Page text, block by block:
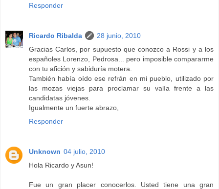
Responder
Ricardo Ribalda
28 junio, 2010
Gracias Carlos, por supuesto que conozco a Rossi y a los
españoles Lorenzo, Pedrosa... pero imposible compararme
con tu afición y sabiduría motera.
También había oído ese refrán en mi pueblo, utilizado por
las mozas viejas para proclamar su valía frente a las
candidatas jóvenes.
Igualmente un fuerte abrazo,
Responder
Unknown 04 julio, 2010
Hola Ricardo y Asun!
Fue un gran placer conocerlos. Usted tiene una gran